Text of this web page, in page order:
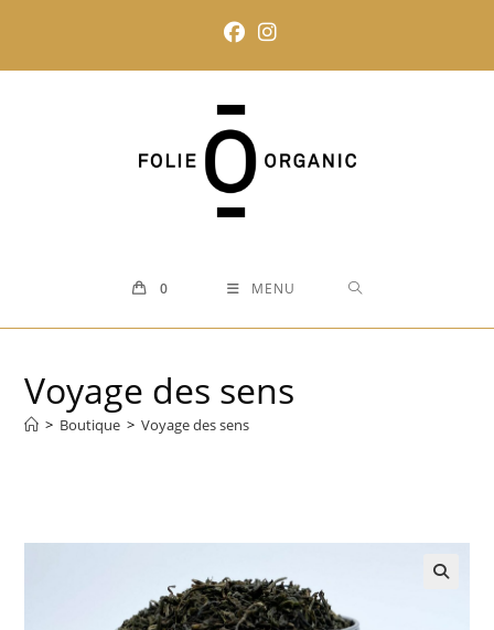
content
0 MENU
Voyage des sens
> Boutique > Voyage des sens